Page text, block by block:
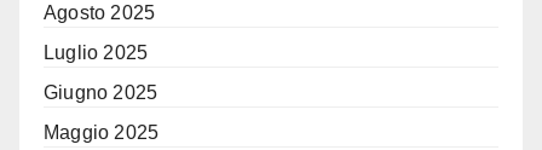
Agosto 2025
Luglio 2025
Giugno 2025
Maggio 2025